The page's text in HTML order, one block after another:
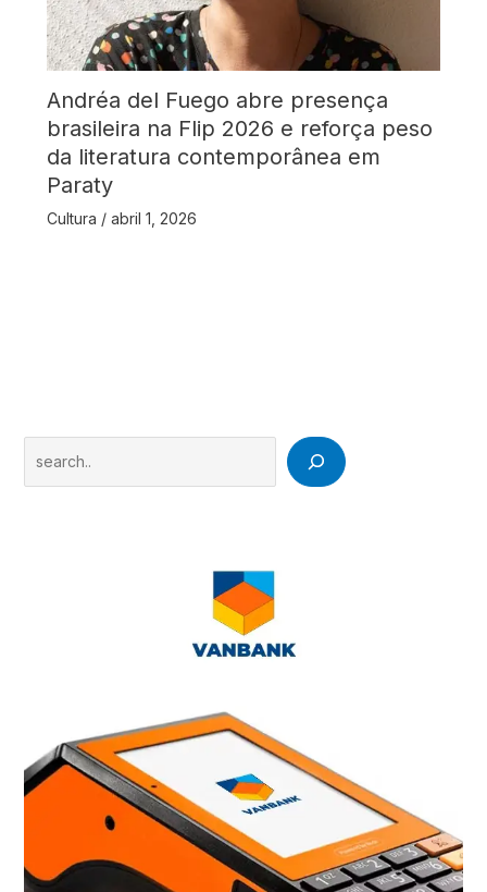
Andréa del Fuego abre presença
brasileira na Flip 2026 e reforça peso
da literatura contemporânea em
Paraty
Cultura / abril 1, 2026